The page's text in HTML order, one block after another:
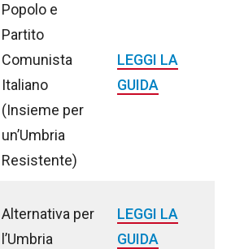
Popolo e
Partito
Comunista
Italiano
(Insieme per
un’Umbria
Resistente)
LEGGI LA
GUIDA
Alternativa per
l’Umbria
LEGGI LA
GUIDA